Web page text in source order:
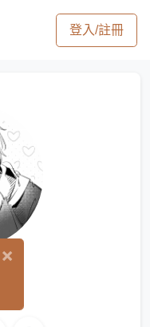
登入/註冊
×